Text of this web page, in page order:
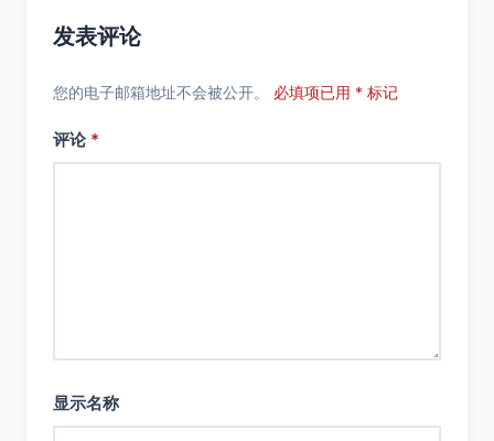
发表评论
您的电子邮箱地址不会被公开。 必填项已用 * 标记
评论 *
显示名称